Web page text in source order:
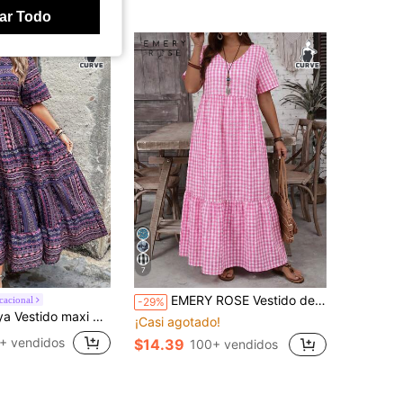
de verano para mujeres con estampado floral, volante en el bajo y mangas acampanadas
vendidos
7
-29% EMERY ROSE Vestido de verano casual con cuello en V a cuadros, manga corta y volante en el bajo para mujer de talla grande. Estilo sencillo y de moda, adecuado para el verano, vacaciones casuales, moda de verano, atuendos de verano para mujer, atuendos para el Día de la Madre, atuendos para conciertos de country, atuendos bohemios para mujer, atuendos occidentales para mujer, atuendos de vacaciones para mujer, ropa de verano para mujer, ropa de talla grande para mujer, ropa casual de negocios para mujer, ropa de verano para mujer, ropa de talla grande para mujer, ropa formal para mujer
¡Casi agotado!
$14.39 100+ vendidos
Todo